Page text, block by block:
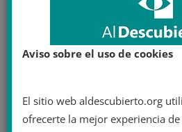
Aviso sobre el uso de cookies
El sitio web aldescubierto.org
ofrecerte la mejor experiencia